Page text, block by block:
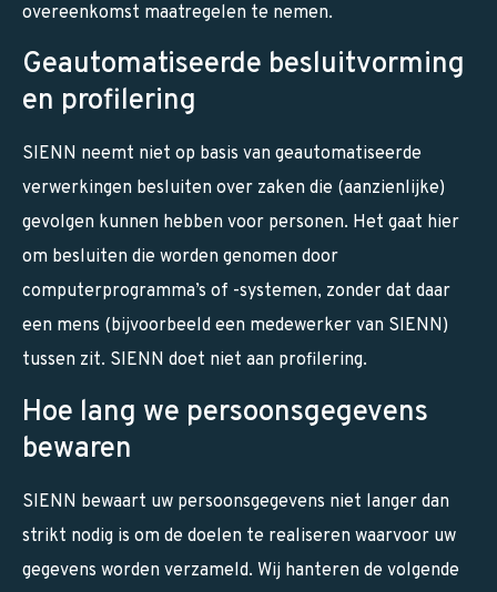
overeenkomst maatregelen te nemen.
Geautomatiseerde besluitvorming
en profilering
SIENN neemt niet op basis van geautomatiseerde
verwerkingen besluiten over zaken die (aanzienlijke)
gevolgen kunnen hebben voor personen. Het gaat hier
om besluiten die worden genomen door
computerprogramma’s of -systemen, zonder dat daar
een mens (bijvoorbeeld een medewerker van SIENN)
tussen zit. SIENN doet niet aan profilering.
Hoe lang we persoonsgegevens
bewaren
SIENN bewaart uw persoonsgegevens niet langer dan
strikt nodig is om de doelen te realiseren waarvoor uw
gegevens worden verzameld. Wij hanteren de volgende